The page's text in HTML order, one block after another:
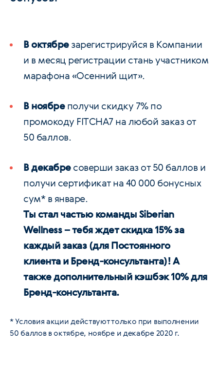
В октябрезарегистрируйся в Компании
и в месяц регистрации стань участником
марафона «Осенний щит».
В ноябреполучи скидку 7% по
промокоду FITCHA7 на любой заказ от
50 баллов.
В декабресоверши заказ от 50 баллов и
получи сертификат на 40 000 бонусных
cум* в январе.
Ты стал частью команды Siberian
Wellness – тебя ждет скидка 15% за
каждый заказ (для Постоянного
клиента и Бренд-консультанта)! А
также дополнительный кэшбэк 10% для
Бренд-консультанта.
* Условия акции действуют только при выполнении
50 баллов в октябре, ноябре и декабре 2020 г.